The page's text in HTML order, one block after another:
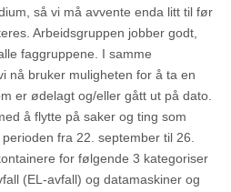
så vi må avvente enda litt til før
Arbeidsgruppen jobber godt,
faggruppene. I samme
nå bruker muligheten for å ta en
er ødelagt og/eller gått ut på dato.
å flytte på saker og ting som
fra 22. september til 26.
for følgende 3 kategoriser
(EL-avfall) og datamaskiner og